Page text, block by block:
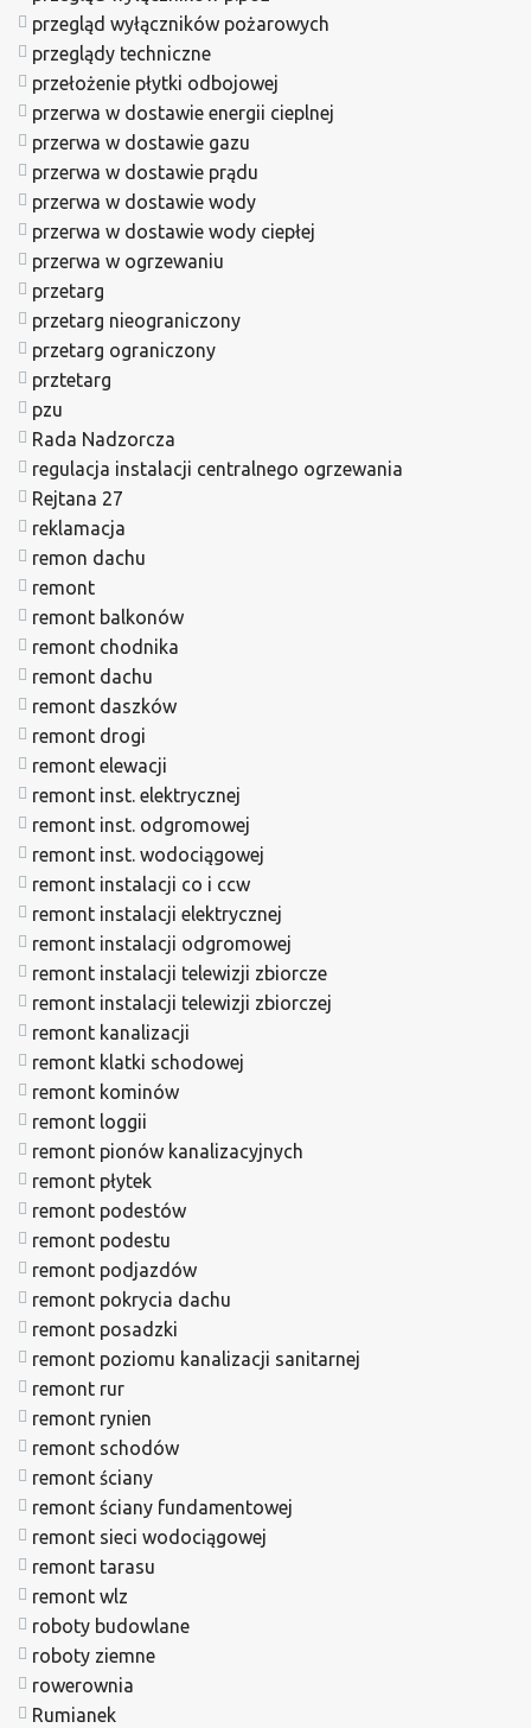
przegląd wyłączników pożarowych
przeglądy techniczne
przełożenie płytki odbojowej
przerwa w dostawie energii cieplnej
przerwa w dostawie gazu
przerwa w dostawie prądu
przerwa w dostawie wody
przerwa w dostawie wody ciepłej
przerwa w ogrzewaniu
przetarg
przetarg nieograniczony
przetarg ograniczony
prztetarg
pzu
Rada Nadzorcza
regulacja instalacji centralnego ogrzewania
Rejtana 27
reklamacja
remon dachu
remont
remont balkonów
remont chodnika
remont dachu
remont daszków
remont drogi
remont elewacji
remont inst. elektrycznej
remont inst. odgromowej
remont inst. wodociągowej
remont instalacji co i ccw
remont instalacji elektrycznej
remont instalacji odgromowej
remont instalacji telewizji zbiorcze
remont instalacji telewizji zbiorczej
remont kanalizacji
remont klatki schodowej
remont kominów
remont loggii
remont pionów kanalizacyjnych
remont płytek
remont podestów
remont podestu
remont podjazdów
remont pokrycia dachu
remont posadzki
remont poziomu kanalizacji sanitarnej
remont rur
remont rynien
remont schodów
remont ściany
remont ściany fundamentowej
remont sieci wodociągowej
remont tarasu
remont wlz
roboty budowlane
roboty ziemne
rowerownia
Rumianek